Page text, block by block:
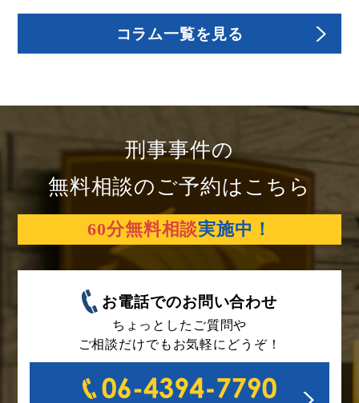
コラム一覧を見る
刑事事件の
無料相談のご予約はこちら
60分無料相談実施中！
お電話でのお問い合わせ
ちょっとしたご質問や
ご相談だけでもお気軽にどうぞ！